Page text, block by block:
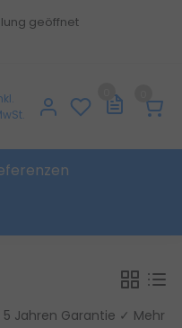
geöffnet
Jahren Garantie ✓ Mehr